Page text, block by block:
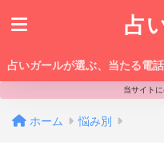
占
占いガールが選ぶ、当たる電
当サイト
ホーム 悩み別